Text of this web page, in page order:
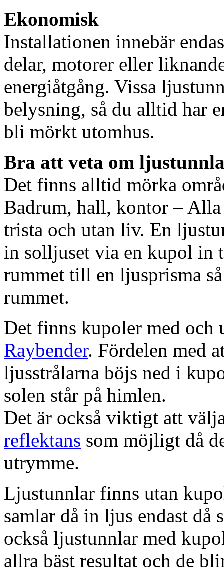
Ekonomisk
Installationen innebär
delar, motorer eller
energiåtgång. Vissa
belysning, så du alltid har
bli mörkt utomhus.
Bra att veta om
Det finns alltid mörka
Badrum, hall, kontor – Alla
trista och utan liv. En
in solljuset via en kupol in
rummet till en ljusprisma
rummet.
Det finns kupoler med och
Raybender. Fördelen med
ljusstrålarna böjs ned i
solen står på himlen.
Det är också viktigt att
reflektans som möjligt då
utrymme.
Ljustunnlar finns utan
samlar då in ljus endast då
också ljustunnlar med
allra bäst resultat och de